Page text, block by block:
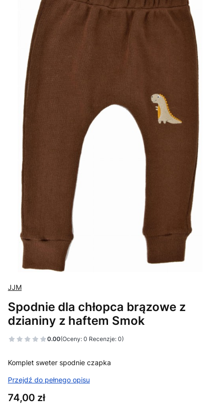
JJM
Spodnie dla chłopca brązowe z
dzianiny z haftem Smok
0.00(Oceny: 0 Recenzje: 0)
Komplet sweter spodnie czapka
Przejdź do pełnego opisu
Cena
74,00 zł